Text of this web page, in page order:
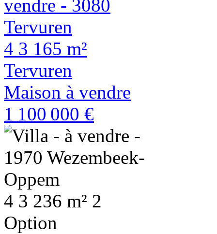
4 3 165 m²
Tervuren
Maison à vendre
1 100 000 €
4 3 236 m² 2
Option